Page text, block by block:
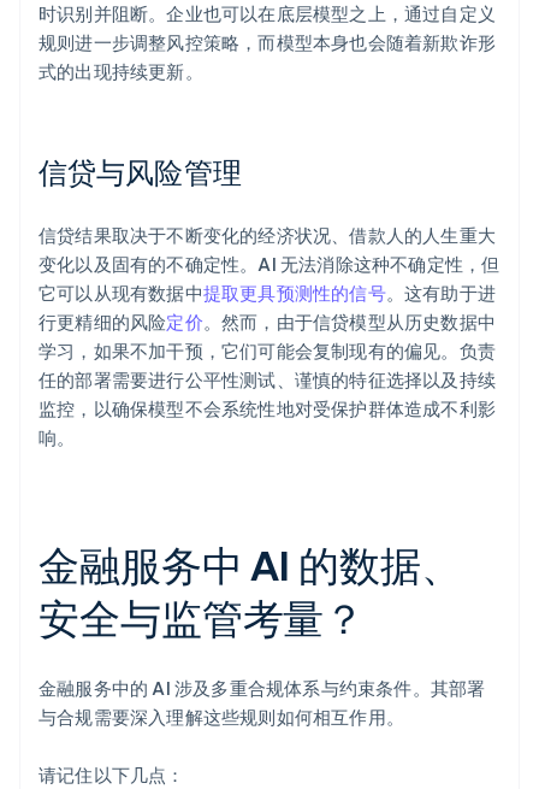
时识别并阻断。企业也可以在底层模型之上，通过自定义
规则进一步调整风控策略，而模型本身也会随着新欺诈形
式的出现持续更新。
信贷与风险管理
信贷结果取决于不断变化的经济状况、借款人的人生重大
变化以及固有的不确定性。AI 无法消除这种不确定性，但
它可以从现有数据中提取更具预测性的信号。这有助于进
行更精细的风险定价。然而，由于信贷模型从历史数据中
学习，如果不加干预，它们可能会复制现有的偏见。负责
任的部署需要进行公平性测试、谨慎的特征选择以及持续
监控，以确保模型不会系统性地对受保护群体造成不利影
响。
金融服务中 AI 的数据、
安全与监管考量？
金融服务中的 AI 涉及多重合规体系与约束条件。其部署
与合规需要深入理解这些规则如何相互作用。
请记住以下几点：